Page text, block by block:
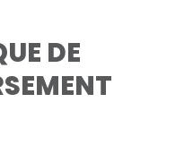
DE